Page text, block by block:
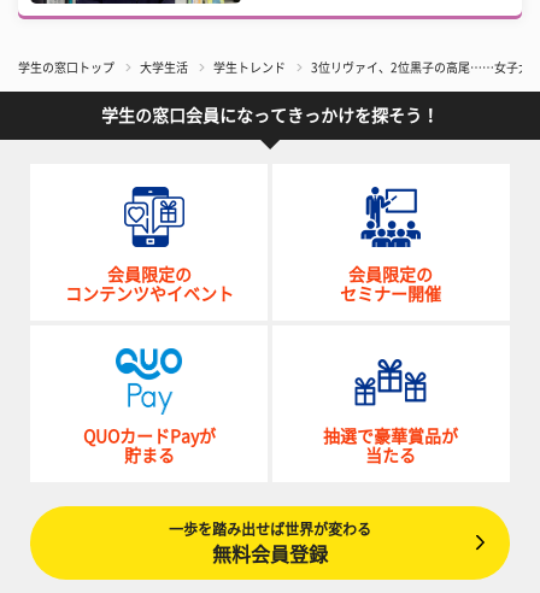
学生の窓口トップ 大学生活 学生トレンド 3位リヴァイ、2位黒子の高尾……女子大
学生の窓口会員になってきっかけを探そう！
会員限定の
コンテンツやイベント
会員限定の
セミナー開催
QUOカードPayが
貯まる
抽選で豪華賞品が
当たる
一歩を踏み出せば世界が変わる
無料会員登録